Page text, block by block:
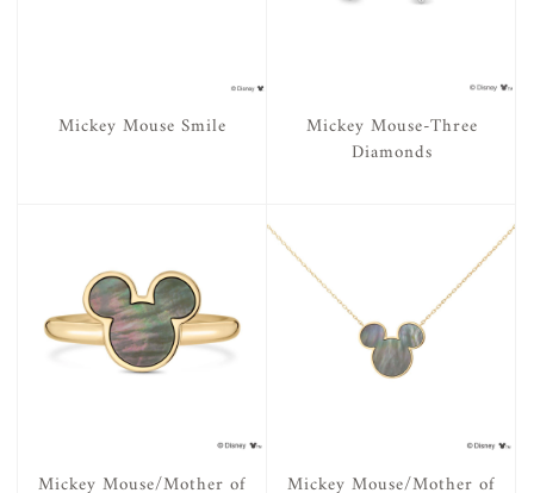
Mickey Mouse Smile
Mickey Mouse-Three
Diamonds
Mickey Mouse/Mother of Mickey Mouse/Mother of